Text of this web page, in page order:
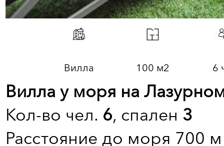
Вилла 100 м2 6
Вилла у моря на
Кол-во чел. 6, спален 3
Расстояние до моря 700 м